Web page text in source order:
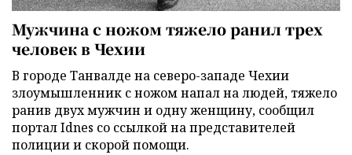
Мужчина с ножом тяжело ранил трех
человек в Чехии
В городе Танвалде на северо-западе Чехии
злоумышленник с ножом напал на людей, тяжело
ранив двух мужчин и одну женщину, сообщил
портал Idnes со ссылкой на представителей
полиции и скорой помощи.